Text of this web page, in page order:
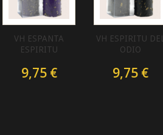
VH ESPANTA
ESPIRITU
9,75 €
VH ESPIRITU DEL
ODIO
9,75 €